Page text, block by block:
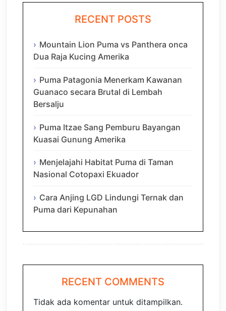
RECENT POSTS
Mountain Lion Puma vs Panthera onca
Dua Raja Kucing Amerika
Puma Patagonia Menerkam Kawanan
Guanaco secara Brutal di Lembah
Bersalju
Puma Itzae Sang Pemburu Bayangan
Kuasai Gunung Amerika
Menjelajahi Habitat Puma di Taman
Nasional Cotopaxi Ekuador
Cara Anjing LGD Lindungi Ternak dan
Puma dari Kepunahan
RECENT COMMENTS
Tidak ada komentar untuk ditampilkan.